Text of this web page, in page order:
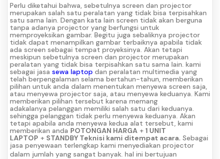
Perlu diketahui bahwa, sebetulnya screen dan projector
merupakan salah satu peralatan yang tidak bisa terpisahkan
satu sama lain. Dengan kata lain screen tidak akan berguna
tanpa adanya projector yang berfungsi untuk
memproyeksikan gambar. Begitu juga sebaliknya projector
tidak dapat menampilkan gambar terbaiknya apabila tidak
ada screen sebagai tempat proyeksinya. Akan tetapi
meskipun sebetulnya screen dan projector merupakan
peralatan yang tidak bisa terpisahkan satu sama lain. kami
sebagai jasa sewa laptop dan peralatan multimedia yang
telah berpengalaman selama bertahun-tahun, memberikan
pilihan untuk anda dalam menentukan menyewa screen saja,
atau menyewa projector saja, atau menyewa keduanya. Kami
memberikan pilihan tersebut karena memang
adakalanya pelanggan memiliki salah satu dari keduanya.
sehingga pelanggan tidak perlu menyewa keduanya. Akan
tetapi apabila anda menyewa kedua alat tersebut, kami
memberikan anda POTONGAN HARGA + 1 UNIT
LAPTOP + STANDBY Teknisi kami ditempat acara. Sebagai
jasa penyewaan terlengkap kami menyediakan projector
dalam jumlah yang sangat banyak. hal ini bertujuan